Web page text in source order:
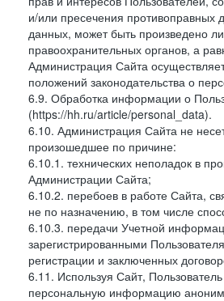
и/или пресечения противоправных
данных, может быть произведено
правоохранительных органов, а
Администрация Сайта
положений законодательства о
6.9. Обработка информации о
(https://hh.ru/article/personal_data).
6.10. Администрация Сайта не
произошедшее по причине:
6.10.1. технических неполадок в
Администрации Сайта;
6.10.2. перебоев в работе Сайта,
не по назначению, в том числе
6.10.3. передачи Учетной
зарегистрированными
регистрации и заключенных
6.11. Используя Сайт,
персональную информацию